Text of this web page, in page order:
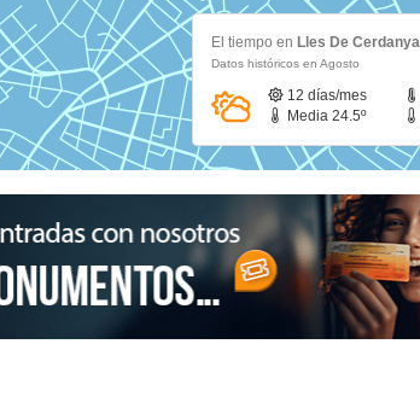
El tiempo en Lles De Cerdanya
Datos históricos en Agosto
12 días/mes
Media 24.5º